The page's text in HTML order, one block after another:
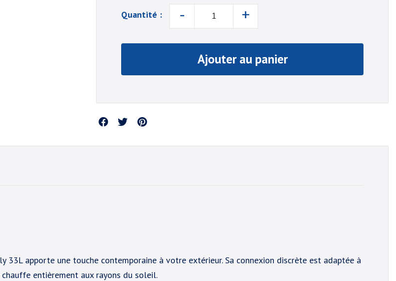
Quantité : - +
Ajouter au panier
Partager
33L apporte une touche contemporaine à votre extérieur. Sa connexion discrète est adaptée à
entièrement aux rayons du soleil.